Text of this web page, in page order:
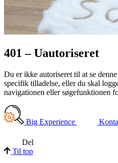
401 – Uautoriseret
Du er ikke autoriseret til at se
specifik tilladelse, eller du skal
navigationen eller søgefunktionen
Big Experience
Del
Til top